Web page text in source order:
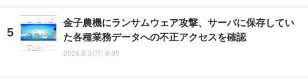
金子農機にランサムウェア攻撃、サーバに保存してい
た各種業務データへの不正アクセスを確認
2026.8.3(月) 8:05